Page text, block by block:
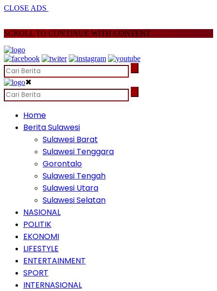
CLOSE ADS
SCROLL TO CONTINUE WITH CONTENT
✖
Home
Berita Sulawesi
Sulawesi Barat
Sulawesi Tenggara
Gorontalo
Sulawesi Tengah
Sulawesi Utara
Sulawesi Selatan
NASIONAL
POLITIK
EKONOMI
LIFESTYLE
ENTERTAINMENT
SPORT
INTERNASIONAL